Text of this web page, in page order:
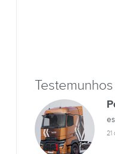
Testemunhos
21